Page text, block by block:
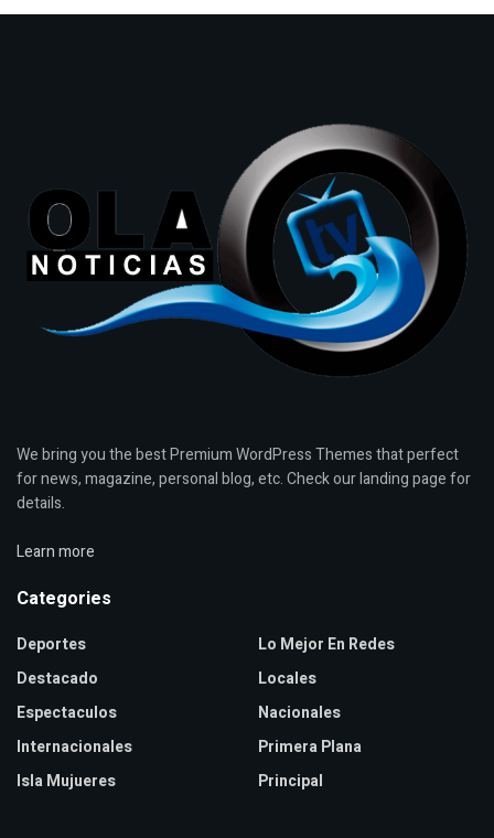
We bring you the best Premium WordPress Themes that perfect
for news, magazine, personal blog, etc. Check our landing page for
details.
Learn more
Categories
Deportes
Destacado
Espectaculos
Internacionales
Isla Mujueres
Lo Mejor En Redes
Locales
Nacionales
Primera Plana
Principal